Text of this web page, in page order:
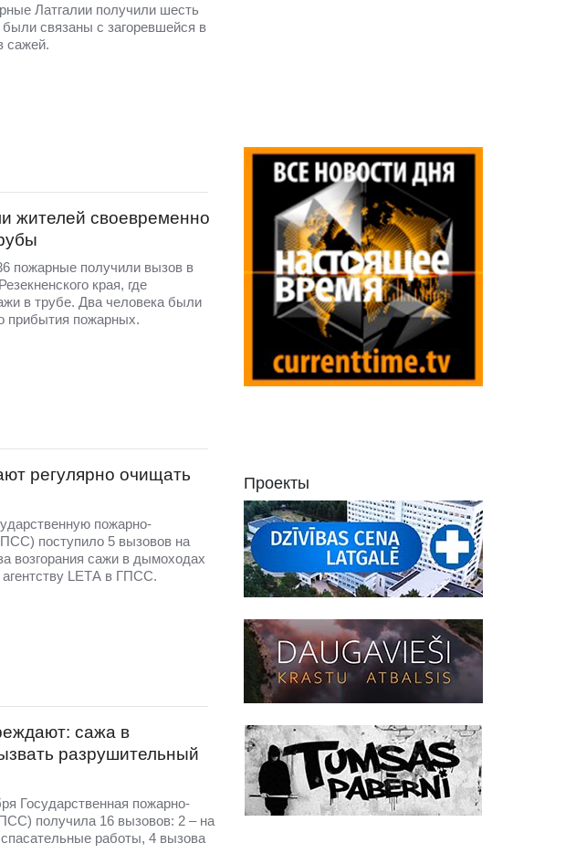
Латгалии получили шесть
связаны с загоревшейся в
сажей.
жителей своевременно
пожарные получили вызов в
края, где
в трубе. Два человека были
прибытия пожарных.
регулярно очищать
пожарно-
поступило 5 вызовов на
возгорания сажи в дымоходах
LЕТА в ГПСС.
сажа в
разрушительный
Государственная пожарно-
получила 16 вызовов: 2 – на
работы, 4 вызова
Проекты